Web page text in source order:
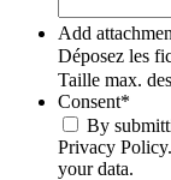
Add
Déposez les
Taille max.
Consent*
By
Privacy Policy.
your data.